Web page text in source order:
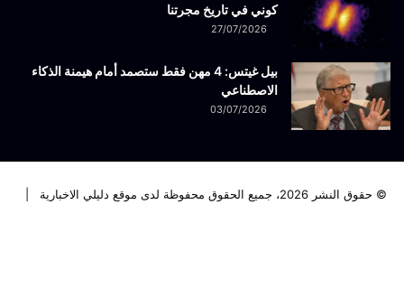
كوني في تاريخ مجرتنا
27/07/2026
بيل غيتس: 4 مهن فقط ستصمد أمام هيمنة الذكاء
الاصطناعي
03/07/2026
© حقوق النشر 2026، جميع الحقوق محفوظة لدى موقع دليلي الاخبارية |